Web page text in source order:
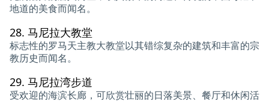
地道的美食而闻名。
28. 马尼拉大教堂
标志性的罗马天主教大教堂以其错综复杂的建筑和丰富的宗
教历史而闻名。
29. 马尼拉湾步道
受欢迎的海滨长廊，可欣赏壮丽的日落美景、餐厅和休闲活